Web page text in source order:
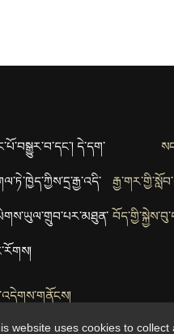
དེ་དག་
website uses cookies to